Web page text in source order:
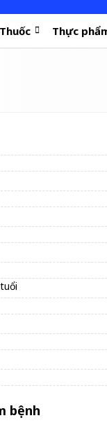
Thuốc Thực
bệnh